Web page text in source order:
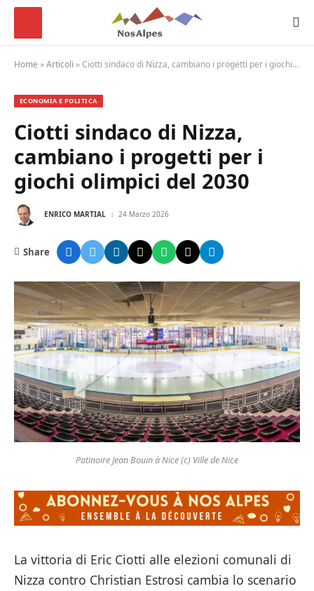
Home »Articoli »Ciotti sindaco di Nizza, cambiano i progetti per i giochi olimpici del 2030
ECONOMIA E POLITICA
Ciotti sindaco di Nizza,
cambiano i progetti per i
giochi olimpici del 2030
ENRICO MARTIAL 24 Marzo 2026
Share
Patinoire Jean Bouin à Nice (c) Ville de Nice
La vittoria di Eric Ciotti alle elezioni comunali di
Nizza contro Christian Estrosi cambia lo scenario